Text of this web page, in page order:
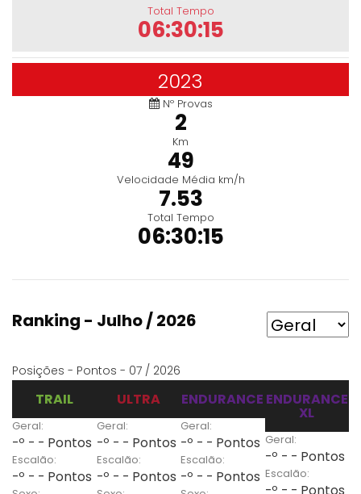
Total Tempo
06:30:15
2023
Nº Provas
2
Km
49
Velocidade Média km/h
7.53
Total Tempo
06:30:15
Ranking - Julho / 2026
Posições - Pontos - 07 / 2026
TRAIL
Geral:
-º - - Pontos
Escalão:
-º - - Pontos
ULTRA
Geral:
-º - - Pontos
Escalão:
-º - - Pontos
ENDURANCE
Geral:
-º - - Pontos
Escalão:
-º - - Pontos
ENDURANCE
XL
Geral:
-º - - Pontos
Escalão:
-º - - Pontos